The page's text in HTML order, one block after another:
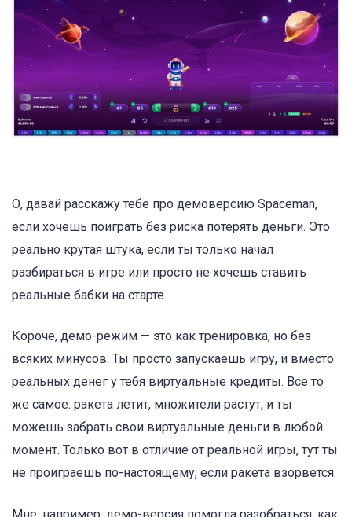
О, давай расскажу тебе про демоверсию Spaceman,
если хочешь поиграть без риска потерять деньги. Это
реально крутая штука, если ты только начал
разбираться в игре или просто не хочешь ставить
реальные бабки на старте.
Короче, демо-режим — это как тренировка, но без
всяких минусов. Ты просто запускаешь игру, и вместо
реальных денег у тебя виртуальные кредиты. Все то
же самое: ракета летит, множители растут, и ты
можешь забрать свои виртуальные деньги в любой
момент. Только вот в отличие от реальной игры, тут ты
не проиграешь по-настоящему, если ракета взорвется.
Мне, например, демо-версия помогла разобраться, как